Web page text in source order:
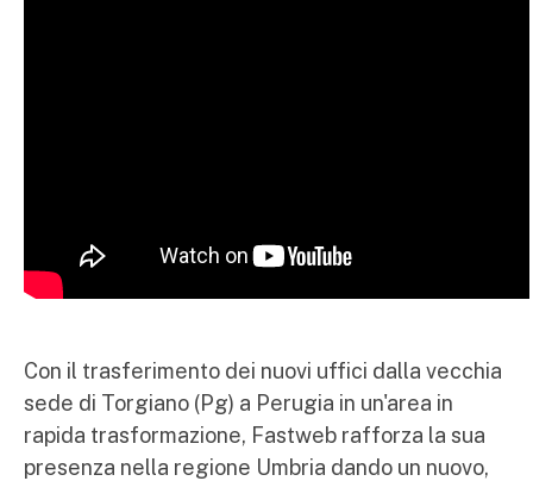
Con il trasferimento dei nuovi uffici dalla vecchia
sede di Torgiano (Pg) a Perugia in un'area in
rapida trasformazione, Fastweb rafforza la sua
presenza nella regione Umbria dando un nuovo,